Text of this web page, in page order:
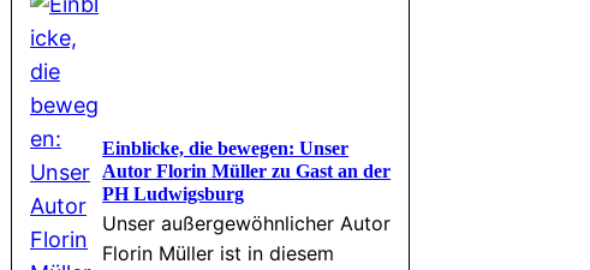
Einblicke, die bewegen: Unser
Autor Florin Müller zu Gast an der
PH Ludwigsburg
Unser außergewöhnlicher Autor
Florin Müller ist in diesem